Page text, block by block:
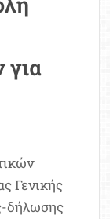
για
Γενικής
δήλωσης